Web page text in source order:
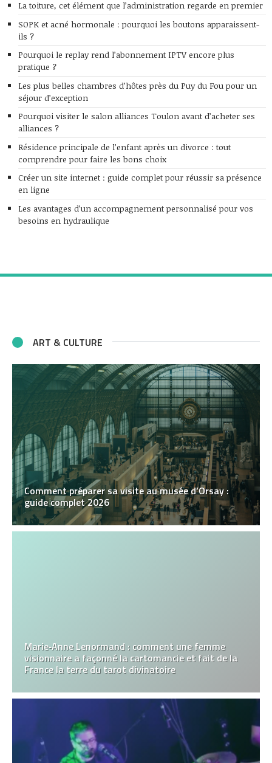
La toiture, cet élément que l’administration regarde en premier
SOPK et acné hormonale : pourquoi les boutons apparaissent-
ils ?
Pourquoi le replay rend l’abonnement IPTV encore plus
pratique ?
Les plus belles chambres d’hôtes près du Puy du Fou pour un
séjour d’exception
Pourquoi visiter le salon alliances Toulon avant d’acheter ses
alliances ?
Résidence principale de l’enfant après un divorce : tout
comprendre pour faire les bons choix
Créer un site internet : guide complet pour réussir sa présence
en ligne
Les avantages d’un accompagnement personnalisé pour vos
besoins en hydraulique
ART & CULTURE
Comment préparer sa visite au musée d’Orsay :
guide complet 2026
Marie‑Anne Lenormand : comment une femme
visionnaire a façonné la cartomancie et fait de la
France la terre du tarot divinatoire